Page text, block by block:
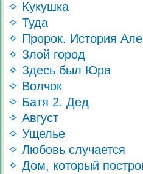
✧ Кукушка
✧ Туда
✧ Пророк. История
✧ Злой город
✧ Здесь был Юра
✧ Волчок
✧ Батя 2. Дед
✧ Август
✧ Ущелье
✧ Любовь случается
✧ Дом, который